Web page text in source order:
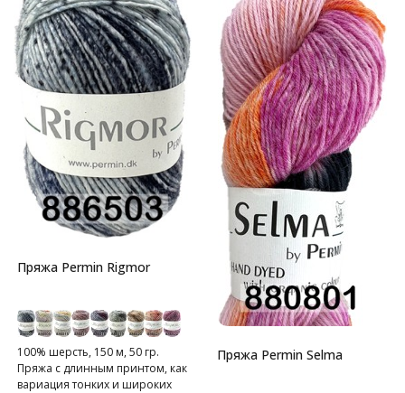
Пряжа Permin Rigmor
100% шерсть, 150 м, 50 гр.
Пряжа с длинным принтом, как
вариация тонких и широких
Пряжа Permin Selma